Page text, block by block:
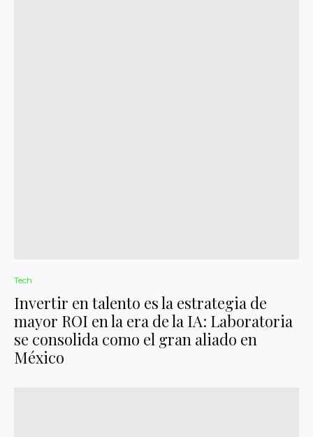
Tech
Invertir en talento es la estrategia de
mayor ROI en la era de la IA: Laboratoria
se consolida como el gran aliado en
México